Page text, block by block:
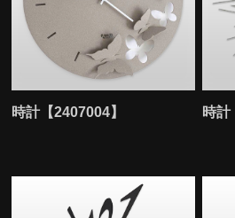
時計【2407004】 時計